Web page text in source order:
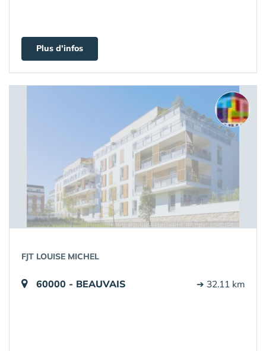
Plus d'infos
FJT LOUISE MICHEL
60000 - BEAUVAIS ➔ 32.11 km